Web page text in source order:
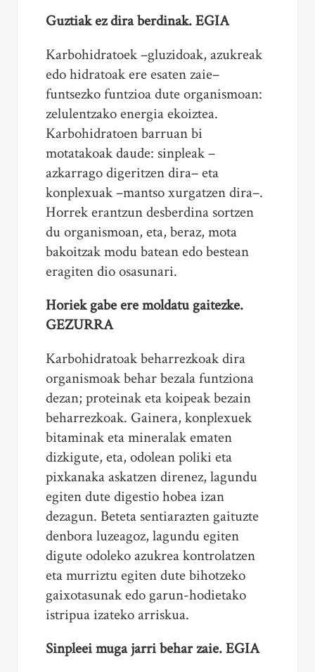
Guztiak ez dira berdinak. EGIA
Karbohidratoek –gluzidoak, azukreak
edo hidratoak ere esaten zaie–
funtsezko funtzioa dute organismoan:
zelulentzako energia ekoiztea.
Karbohidratoen barruan bi
motatakoak daude: sinpleak –
azkarrago digeritzen dira– eta
konplexuak –mantso xurgatzen dira–.
Horrek erantzun desberdina sortzen
du organismoan, eta, beraz, mota
bakoitzak modu batean edo bestean
eragiten dio osasunari.
Horiek gabe ere moldatu gaitezke.
GEZURRA
Karbohidratoak beharrezkoak dira
organismoak behar bezala funtziona
dezan; proteinak eta koipeak bezain
beharrezkoak. Gainera, konplexuek
bitaminak eta mineralak ematen
dizkigute, eta, odolean poliki eta
pixkanaka askatzen direnez, lagundu
egiten dute digestio hobea izan
dezagun. Beteta sentiarazten gaituzte
denbora luzeagoz, lagundu egiten
digute odoleko azukrea kontrolatzen
eta murriztu egiten dute bihotzeko
gaixotasunak edo garun-hodietako
istripua izateko arriskua.
Sinpleei muga jarri behar zaie. EGIA